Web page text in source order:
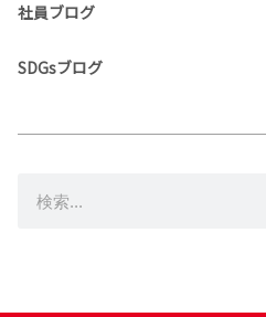
社員ブログ
SDGsブログ